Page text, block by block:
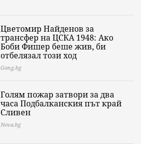
Цветомир Найденов за
трансфер на ЦСКА 1948: Ако
Боби Фишер беше жив, би
отбелязал този ход
Gong.bg
Голям пожар затвори за два
часа Подбалканския път край
Сливен
Nova.bg